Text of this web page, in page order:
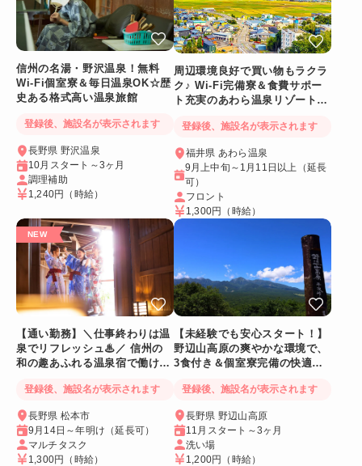
信州の名湯・野沢温泉！無料
Wi-Fi個室寮＆毎日温泉OK☆歴
史ある格式高い温泉旅館
登録後、施設名が表示されます
長野県 野沢温泉
10月スタート～3ヶ月
調理補助
1,240円
（時給）
周辺環境良好で買い物もラクラ
ク♪ Wi-Fi完備寮＆食費サポー
ト充実のあわら温泉リゾートバ
登録後、施設名が表示されます
福井県 あわら温泉
9月上中旬～1月11日以上（延長
可）
フロント
1,300円
（時給）
【通い勤務】＼仕事終わりは温
泉でリフレッシュ♨／ 信州の
和の趣あふれる温泉宿で働ける
登録後、施設名が表示されます
長野県 松本市
9月14日～年明け（延長可）
マルチタスク
1,300円 （時給）
【未経験でも安心スタート！】
野辺山高原の爽やかな環境で、
3食付き＆個室寮完備の快適リ
登録後、施設名が表示されます
長野県 野辺山高原
11月スタート～3ヶ月
洗い場
1,200円 （時給）